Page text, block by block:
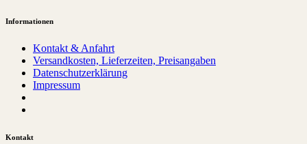
Informationen
Kontakt & Anfahrt
Versandkosten, Lieferzeiten, Preisangaben
Datenschutzerklärung
Impressum
Kontakt